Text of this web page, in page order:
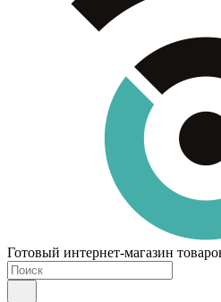
Готовый интернет-магазин